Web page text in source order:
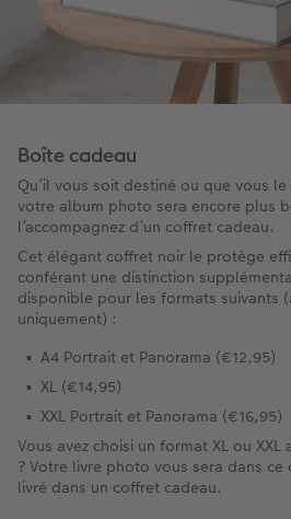
Boîte cadeau
Qu’il vous soit destiné ou que vous
votre album photo sera encore plus
l’accompagnez d’un coffret cadeau.
Cet élégant coffret noir le protège
conférant une distinction
disponible pour les formats suivants
uniquement) :
A4 Portrait et Panorama (€12,95)
XL (€14,95)
XXL Portrait et Panorama (€16,95)
Vous avez choisi un format XL ou
? Votre livre photo vous sera dans ce
livré dans un coffret cadeau.